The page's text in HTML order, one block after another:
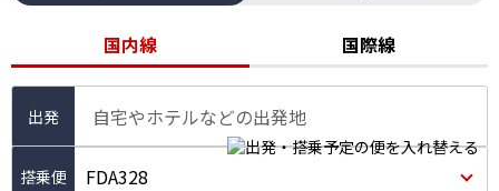
国内線 国際線
出発 自宅やホテルなどの出発地
FDA328